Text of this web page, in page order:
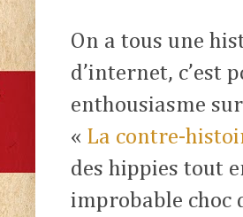
On a tous une
d’internet, c’est
enthousiasme
« La contre-
des hippies tout
improbable choc